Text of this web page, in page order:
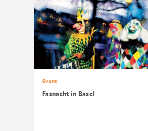
Event
Fasnacht in Basel